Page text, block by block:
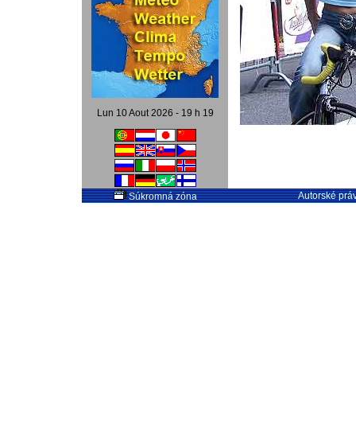
Lun 10 Aout 2026 - 19 h 19
Súkromná zóna Autorské